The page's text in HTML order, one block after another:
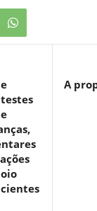
testes
A